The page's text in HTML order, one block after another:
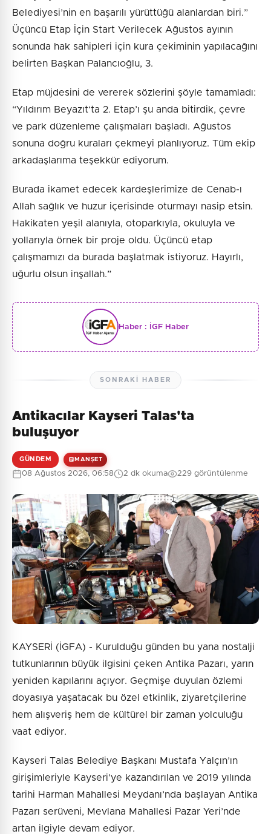
Belediyesi’nin en başarılı yürüttüğü alanlardan biri.”
Üçüncü Etap İçin Start Verilecek Ağustos ayının
sonunda hak sahipleri için kura çekiminin yapılacağını
belirten Başkan Palancıoğlu, 3.
Etap müjdesini de vererek sözlerini şöyle tamamladı:
“Yıldırım Beyazıt‘ta 2. Etap’ı şu anda bitirdik, çevre
ve park düzenleme çalışmaları başladı. Ağustos
sonuna doğru kuraları çekmeyi planlıyoruz. Tüm ekip
arkadaşlarıma teşekkür ediyorum.
Burada ikamet edecek kardeşlerimize de Cenab-ı
Allah sağlık ve huzur içerisinde oturmayı nasip etsin.
Hakikaten yeşil alanıyla, otoparkıyla, okuluyla ve
yollarıyla örnek bir proje oldu. Üçüncü etap
çalışmamızı da burada başlatmak istiyoruz. Hayırlı,
uğurlu olsun inşallah.”
Haber : İGF Haber
SONRAKI HABER
Antikacılar Kayseri Talas'ta
buluşuyor
GÜNDEM MANŞET
08 Ağustos 2026, 06:58 2 dk okuma 229 görüntülenme
KAYSERİ (İGFA) - Kurulduğu günden bu yana nostalji
tutkunlarının büyük ilgisini çeken Antika Pazarı, yarın
yeniden kapılarını açıyor. Geçmişe duyulan özlemi
doyasıya yaşatacak bu özel etkinlik, ziyaretçilerine
hem alışveriş hem de kültürel bir zaman yolculuğu
vaat ediyor.
Kayseri Talas Belediye Başkanı Mustafa Yalçın’ın
girişimleriyle Kayseri’ye kazandırılan ve 2019 yılında
tarihi Harman Mahallesi Meydanı’nda başlayan Antika
Pazarı serüveni, Mevlana Mahallesi Pazar Yeri’nde
artan ilgiyle devam ediyor.